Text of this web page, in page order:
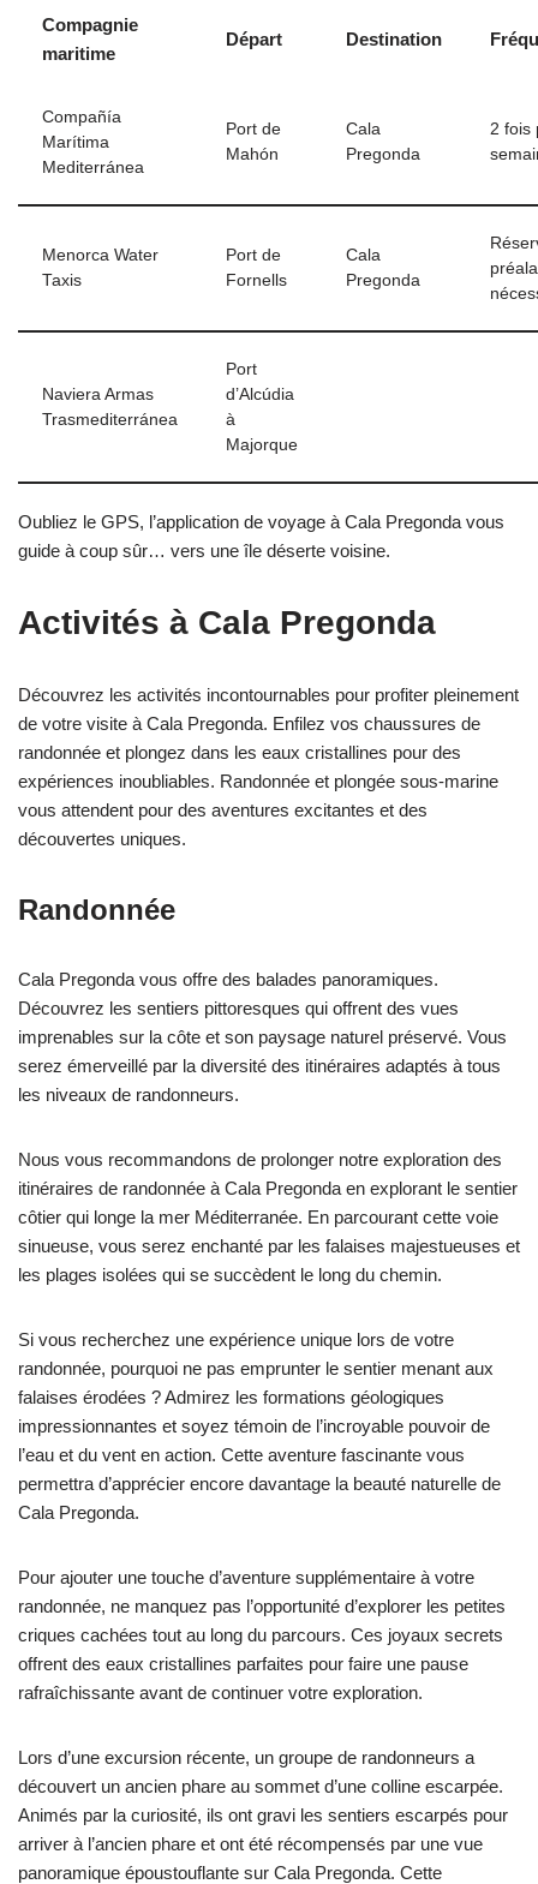
Compagnie
maritime
Départ Destination
Compañía
Marítima
Mediterránea
Port de
Mahón
Cala
Pregonda
2 fois
Menorca Water
Taxis
Port de
Fornells
Cala
Pregonda
Naviera Armas
Trasmediterránea
Port
d’Alcúdia
à
Majorque
Oubliez le GPS, l’application de voyage à Cala Pregonda vous
guide à coup sûr… vers une île déserte voisine.
Activités à Cala Pregonda
Découvrez les activités incontournables pour profiter pleinement
de votre visite à Cala Pregonda. Enfilez vos chaussures de
randonnée et plongez dans les eaux cristallines pour des
expériences inoubliables. Randonnée et plongée sous-marine
vous attendent pour des aventures excitantes et des
découvertes uniques.
Randonnée
Cala Pregonda vous offre des balades panoramiques.
Découvrez les sentiers pittoresques qui offrent des vues
imprenables sur la côte et son paysage naturel préservé. Vous
serez émerveillé par la diversité des itinéraires adaptés à tous
les niveaux de randonneurs.
Nous vous recommandons de prolonger notre exploration des
itinéraires de randonnée à Cala Pregonda en explorant le sentier
côtier qui longe la mer Méditerranée. En parcourant cette voie
sinueuse, vous serez enchanté par les falaises majestueuses et
les plages isolées qui se succèdent le long du chemin.
Si vous recherchez une expérience unique lors de votre
randonnée, pourquoi ne pas emprunter le sentier menant aux
falaises érodées ? Admirez les formations géologiques
impressionnantes et soyez témoin de l’incroyable pouvoir de
l’eau et du vent en action. Cette aventure fascinante vous
permettra d’apprécier encore davantage la beauté naturelle de
Cala Pregonda.
Pour ajouter une touche d’aventure supplémentaire à votre
randonnée, ne manquez pas l’opportunité d’explorer les petites
criques cachées tout au long du parcours. Ces joyaux secrets
offrent des eaux cristallines parfaites pour faire une pause
rafraîchissante avant de continuer votre exploration.
Lors d’une excursion récente, un groupe de randonneurs a
découvert un ancien phare au sommet d’une colline escarpée.
Animés par la curiosité, ils ont gravi les sentiers escarpés pour
arriver à l’ancien phare et ont été récompensés par une vue
panoramique époustouflante sur Cala Pregonda. Cette